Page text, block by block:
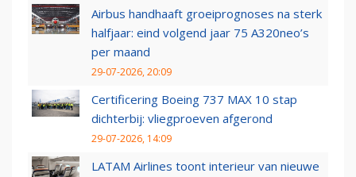
Airbus handhaaft groeiprognoses na sterk
halfjaar: eind volgend jaar 75 A320neo’s
per maand
29-07-2026, 20:09
Certificering Boeing 737 MAX 10 stap
dichterbij: vliegproeven afgerond
29-07-2026, 14:09
LATAM Airlines toont interieur van nieuwe